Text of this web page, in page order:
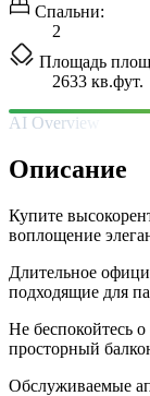
Спальни:
2
Площадь
2633 кв.фут.
AI Overview
Описание
Купите
воплощение
Длительное
подходящие для
Не беспокойтесь
просторный
Обслуживаемые